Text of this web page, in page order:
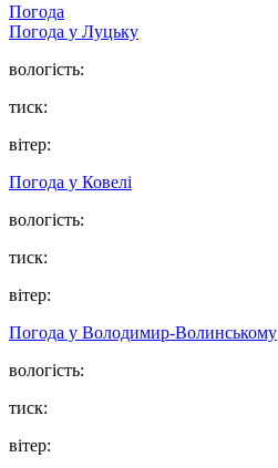
Погода
Погода у Луцьку
вологість:
тиск:
вітер:
Погода у Ковелі
вологість:
тиск:
вітер:
Погода у Володимир-Волинському
вологість:
тиск:
вітер: